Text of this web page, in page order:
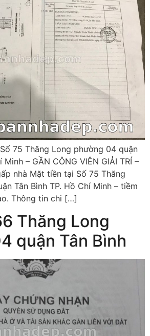
75 Thăng Long phường 04 quận
Minh – GẦN CÔNG VIÊN GIẢI TRÍ –
nhà Mặt tiền tại Số 75 Thăng
Tân Bình TP. Hồ Chí Minh – tiềm
Thông tin chi […]
Thăng Long
quận Tân Bình